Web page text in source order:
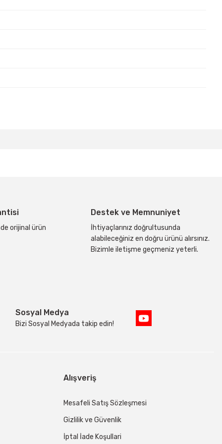
orijinal ürün
Destek ve Memnuniyet
İhtiyaçlarınız doğrultusunda
alabileceğiniz en doğru ürünü alırsınız.
Bizimle iletişme geçmeniz yeterli.
Sosyal Medya
Bizi Sosyal Medyada takip edin!
Alışveriş
Mesafeli Satış Sözleşmesi
Gizlilik ve Güvenlik
İptal İade Koşullari